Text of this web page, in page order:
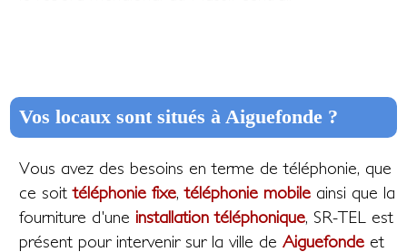
Vos locaux sont situés à Aiguefonde ?
Vous avez des besoins en terme de téléphonie, que
ce soittéléphonie fixe,téléphonie mobile ainsi que la
fourniture d'une installation téléphonique, SR-TEL est
présent pour intervenir sur la ville deAiguefonde et